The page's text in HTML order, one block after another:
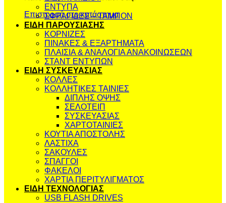
Επιστροφή στο κατάστημα
ΕΝΤΥΠΑ
ΣΦΡΑΓΙΔΕΣ – ΤΑΜΠΟΝ
ΕΙΔΗ ΠΑΡΟΥΣΙΑΣΗΣ
ΚΟΡΝΙΖΕΣ
ΠΙΝΑΚΕΣ & ΕΞΑΡΤΗΜΑΤΑ
ΠΛΑΙΣΙΑ & ΑΝΑΛΟΓΙΑ ΑΝΑΚΟΙΝΩΣΕΩΝ
ΣΤΑΝΤ ΕΝΤΥΠΩΝ
ΕΙΔΗ ΣΥΣΚΕΥΑΣΙΑΣ
ΚΟΛΛΕΣ
ΚΟΛΛΗΤΙΚΕΣ ΤΑΙΝΙΕΣ
ΔΙΠΛΗΣ ΟΨΗΣ
ΣΕΛΟΤΕΙΠ
ΣΥΣΚΕΥΑΣΙΑΣ
ΧΑΡΤΟΤΑΙΝΙΕΣ
ΚΟΥΤΙΑ ΑΠΟΣΤΟΛΗΣ
ΛΑΣΤΙΧΑ
ΣΑΚΟΥΛΕΣ
ΣΠΑΓΓΟΙ
ΦΑΚΕΛΟΙ
ΧΑΡΤΙΑ ΠΕΡΙΤΥΛΙΓΜΑΤΟΣ
ΕΙΔΗ ΤΕΧΝΟΛΟΓΙΑΣ
USB FLASH DRIVES